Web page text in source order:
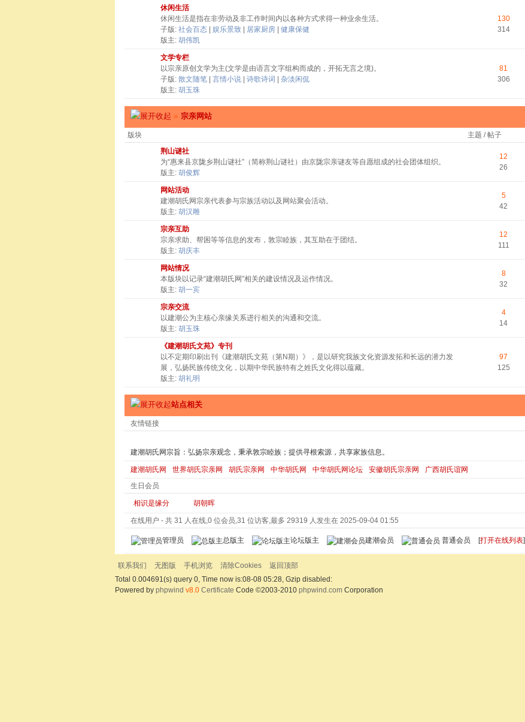
休闲生活
休闲生活是指在非劳动及非工作时间内以各种方式求得一种业余生活。
子版: 社会百态 娱乐景致 居家厨房
健康保健
版主: 胡伟凯
130
314
文学专栏
以宗亲原创文学为主(文学是由语言文字组构而成的，开拓无言之境)。
子版: 散文随笔 言情小说 诗歌诗词
杂淡闲侃
版主: 胡玉珠
81
306
» 宗亲网站
版块 主题 / 帖子
荆山谜社
为“惠来县京陇乡荆山谜社”（简称荆山谜社）由京陇宗亲谜友等自愿组成的社会团体组织。
版主: 胡俊辉
12
26
网站活动
建潮胡氏网宗亲代表参与宗族活动以及网站聚会活动。
版主: 胡汉雕
5
42
宗亲互助
宗亲求助、帮困等等信息的发布，敦宗睦族，其互助在于团结。
版主: 胡庆丰
12
111
网站情况
本版块以记录“建潮胡氏网”相关的建设情况及运作情况。
版主: 胡一宾
8
32
宗亲交流
以建潮公为主核心亲缘关系进行相关的沟通和交流。
版主: 胡玉珠
4
14
《建潮胡氏文苑》专刊
以不定期印刷出刊《建潮胡氏文苑（第N期）》，是以研究我族文化资源发拓和长远的潜力发
展，弘扬民族传统文化，以期中华民族特有之姓氏文化得以蕴藏。
版主: 胡礼明
97
125
站点相关
友情链接
建潮胡氏网宗旨：弘扬宗亲观念，秉承敦宗睦族；提供寻根索源，共享家族信息。
建潮胡氏网 世界胡氏宗亲网 胡氏宗亲网 中华胡氏网 中华胡氏网论坛 安徽胡氏宗亲网
广西胡氏谊网
生日会员
相识是缘分 胡朝晖
在线用户 - 共 31 人在线,0 位会员,31 位访客,最多 29319 人发生在 2025-09-04 01:55
管理员 总版主 论坛版主 建潮会员 普通会员 [打开在线列表]
联系我们 无图版 手机浏览 清除Cookies
返回顶部
Total 0.004691(s) query 0, Time now is:08-08 05:28, Gzip disabled:
Powered by phpwind v8.0 Certificate Code ©2003-2010 phpwind.com Corporation